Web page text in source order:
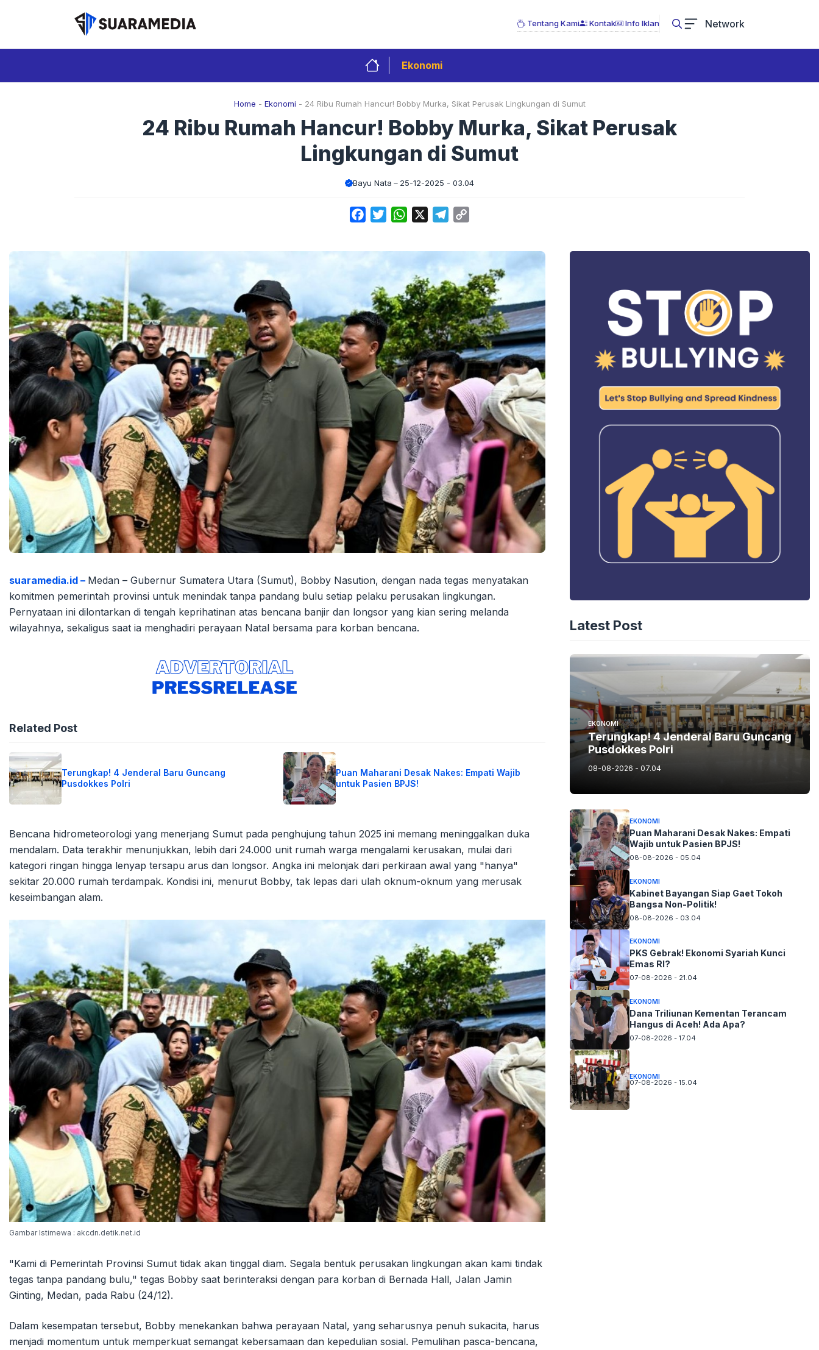
Tentang Kami Kontak Info Iklan Network
Ekonomi
Home - Ekonomi - 24 Ribu Rumah Hancur! Bobby Murka, Sikat Perusak Lingkungan di Sumut
24 Ribu Rumah Hancur! Bobby Murka, Sikat Perusak
Lingkungan di Sumut
Bayu Nata 25-12-2025 - 03.04
FacebookTwitterWhatsApp Telegram
suaramedia.id – Medan – Gubernur Sumatera Utara (Sumut), Bobby Nasution, dengan nada tegas menyatakan
komitmen pemerintah provinsi untuk menindak tanpa pandang bulu setiap pelaku perusakan lingkungan.
Pernyataan ini dilontarkan di tengah keprihatinan atas bencana banjir dan longsor yang kian sering melanda
wilayahnya, sekaligus saat ia menghadiri perayaan Natal bersama para korban bencana.
Related Post
Terungkap! 4 Jenderal Baru Guncang
Pusdokkes Polri
Puan Maharani Desak Nakes: Empati Wajib
untuk Pasien BPJS!
Bencana hidrometeorologi yang menerjang Sumut pada penghujung tahun 2025 ini memang meninggalkan duka
mendalam. Data terakhir menunjukkan, lebih dari 24.000 unit rumah warga mengalami kerusakan, mulai dari
kategori ringan hingga lenyap tersapu arus dan longsor. Angka ini melonjak dari perkiraan awal yang "hanya"
sekitar 20.000 rumah terdampak. Kondisi ini, menurut Bobby, tak lepas dari ulah oknum-oknum yang merusak
keseimbangan alam.
Gambar Istimewa : akcdn.detik.net.id
"Kami di Pemerintah Provinsi Sumut tidak akan tinggal diam. Segala bentuk perusakan lingkungan akan kami tindak
tegas tanpa pandang bulu," tegas Bobby saat berinteraksi dengan para korban di Bernada Hall, Jalan Jamin
Ginting, Medan, pada Rabu (24/12).
Dalam kesempatan tersebut, Bobby menekankan bahwa perayaan Natal, yang seharusnya penuh sukacita, harus
menjadi momentum untuk memperkuat semangat kebersamaan dan kepedulian sosial. Pemulihan pasca-bencana,
Latest Post
EKONOMI
Terungkap! 4 Jenderal Baru Guncang
Pusdokkes Polri
08-08-2026 - 07.04
EKONOMI
Puan Maharani Desak Nakes: Empati
Wajib untuk Pasien BPJS!
08-08-2026 - 05.04
EKONOMI
Kabinet Bayangan Siap Gaet Tokoh
Bangsa Non-Politik!
08-08-2026 - 03.04
EKONOMI
PKS Gebrak! Ekonomi Syariah Kunci
Emas RI?
07-08-2026 - 21.04
EKONOMI
Dana Triliunan Kementan Terancam
Hangus di Aceh! Ada Apa?
07-08-2026 - 17.04
EKONOMI
07-08-2026 - 15.04